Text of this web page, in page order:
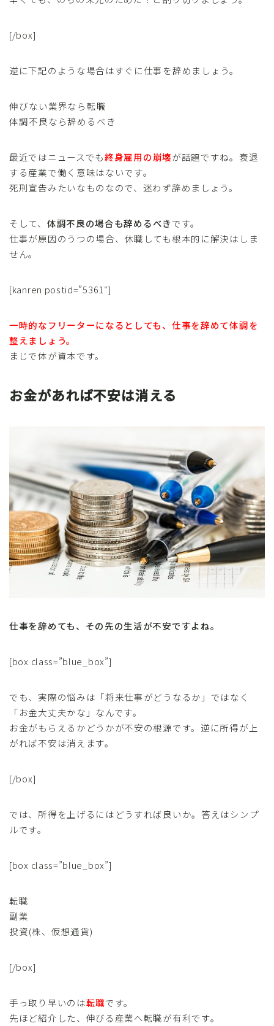
[/box]
逆に下記のような場合はすぐに仕事を辞めましょう。
伸びない業界なら転職
体調不良なら辞めるべき
最近ではニュースでも終身雇用の崩壊が話題ですね。衰退
する産業で働く意味はないです。
死刑宣告みたいなものなので、迷わず辞めましょう。
そして、 体調不良の場合も辞めるべきです。
仕事が原因のうつの場合、休職しても根本的に解決はしま
せん。
[kanren postid=”5361″]
一時的なフリーターになるとしても、仕事を辞めて体調を
整えましょう。
まじで体が資本です。
お金があれば不安は消える
仕事を辞めても、その先の生活が不安ですよね。
[box class=”blue_box”]
でも、実際の悩みは「将来仕事がどうなるか」ではなく
「お金大丈夫かな」なんです。
お金がもらえるかどうかが不安の根源です。逆に所得が上
がれば不安は消えます。
[/box]
では、所得を上げるにはどうすれば良いか。答えはシンプ
ルです。
[box class=”blue_box”]
転職
副業
投資(株、仮想通貨)
[/box]
手っ取り早いのは転職です。
先ほど紹介した、伸びる産業へ転職が有利です。